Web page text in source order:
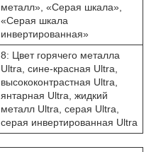
металл», «Серая шкала»,
«Серая шкала
инвертированная»
8: Цвет горячего металла
Ultra, сине-красная Ultra,
высококонтрастная Ultra,
янтарная Ultra, жидкий
металл Ultra, серая Ultra,
серая инвертированная Ultra